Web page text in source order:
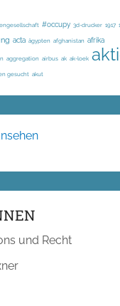
#occupy 3d-drucker 1917
acta ägypten afghanistan afrika
aggregation airbus ak ak-loek
gesucht akut
und Recht